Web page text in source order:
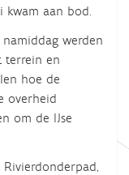
kwam aan bod.
werden
terrein en
hoe de
overheid
om de IJse